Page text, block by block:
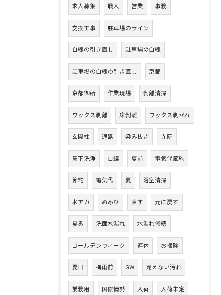
求人募集 職人 営業 事務
交換工事 駐車場のライン
白線の引き直し 駐車場の白線
駐車場の白線の引き直し 京都
京都御所 作業現場 剥離清掃
ワックス剥離 床剥離 ワックス剥がれ
玄関柱 通路 染み抜き 寺院
床下洗浄 白蟻 夏前 電気代節約
節約 電気代 夏 浴室清掃
水アカ ぬめり 直す 元に戻す
戻る 洗面水漏れ 水漏れ修繕
ゴールデンウィーク 連休 お掃除
夏日 梅雨前 GW 見えない汚れ
業務用 国際情勢 入荷 入荷未定